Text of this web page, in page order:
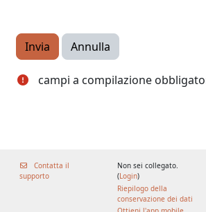
campi a compilazione
Contatta il
supporto
Non sei collegato.
(Login)
Riepilogo della
conservazione dei dati